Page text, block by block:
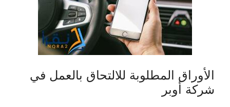
الأوراق المطلوبة للالتحاق بالعمل في
شركة أوبر